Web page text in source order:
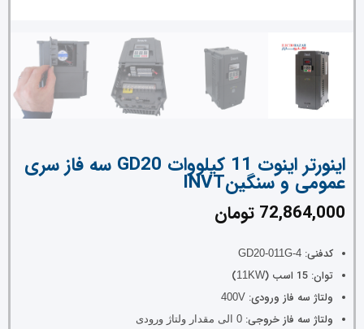
اینورتر اینوت 11 کیلووات GD20 سه فاز سری
عمومی و سنگینINVT
72,864,000 تومان
کدفنی:
توان: 15 اسب ( 11KW
)
ولتاژ سه فاز ورودی: 400V
ولتاژ سه فاز خروجی: